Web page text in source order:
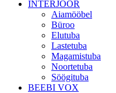
INTERJÖÖR
Aiamööbel
Büroo
Elutuba
Lastetuba
Magamistuba
Noortetuba
Söögituba
BEEBI VOX